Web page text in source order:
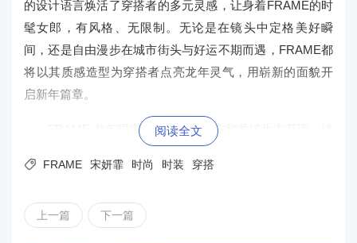
的设计语言焕活了穿搭者的多元灵感，让身着FRAME的时
髦女郎，有风格、无限制。无论是在镜头中定格美好瞬
间，还是自由漫步在城市街头与好运不期而遇，FRAME都
将以其质感造型为穿搭者点亮龙年灵气，用崭新的面貌开
启新年篇章。
FRAME 龙年限定系列以奢华丹宁和羊绒为主基调，续
再到涂层面料与皮革的创意搭配，无不为新春注入了一份e
精巧龙纹徽标，蕴藏细节巧思，彰显考究质感。
阅读全文
 FRAME 宋妍霏 时尚 时装 穿搭
上一篇 下一篇